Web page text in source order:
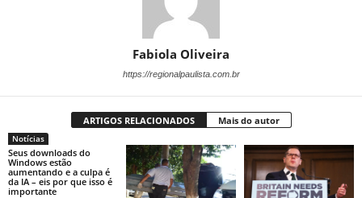
Fabiola Oliveira
https://regionalpaulista.com.br
ARTIGOS RELACIONADOS Mais do autor
Notícias
Seus downloads do
Windows estão
aumentando e a culpa é
da IA ​​– eis por que isso é
importante